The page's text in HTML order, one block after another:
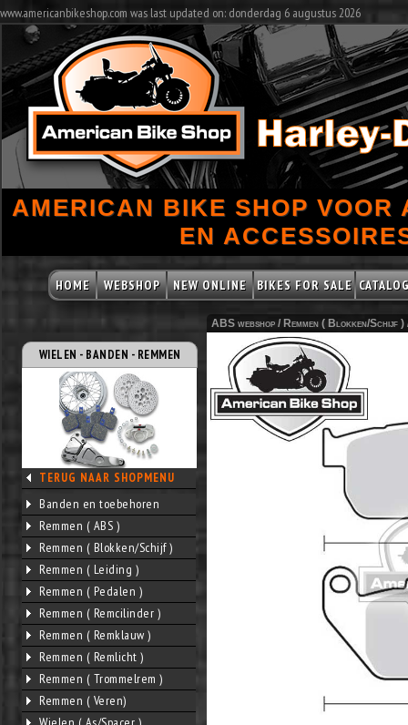
www.americanbikeshop.com was last updated on: donderdag 6 augustus 2026
AMERICAN BIKE SHOP VOOR
EN
HOME WEBSHOP NEW ONLINE BIKES FOR SALE
WIELEN - BANDEN - REMMEN
TERUG NAAR SHOPMENU
Banden en toebehoren
Remmen ( ABS )
Remmen ( Blokken/Schijf )
Remmen ( Leiding )
Remmen ( Pedalen )
Remmen ( Remcilinder )
Remmen ( Remklauw )
Remmen ( Remlicht )
Remmen ( Trommelrem )
Remmen ( Veren)
ABS webshop / Remmen ( Blokken/Schijf )